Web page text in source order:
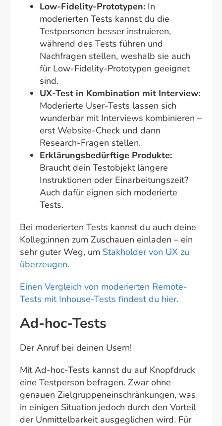
Low-Fidelity-Prototypen: In
moderierten Tests kannst du die
Testpersonen besser instruieren,
während des Tests führen und
Nachfragen stellen, weshalb sie auch
für Low-Fidelity-Prototypen geeignet
sind.
UX-Test in Kombination mit Interview:
Moderierte User-Tests lassen sich
wunderbar mit Interviews kombinieren –
erst Website-Check und dann
Research-Fragen stellen.
Erklärungsbedürftige Produkte:
Braucht dein Testobjekt längere
Instruktionen oder Einarbeitungszeit?
Auch dafür eignen sich moderierte
Tests.
Bei moderierten Tests kannst du auch deine
Kolleg:innen zum Zuschauen einladen – ein
sehr guter Weg, um Stakholder von UX zu
überzeugen.
Einen Vergleich von moderierten Remote-
Tests mit Inhouse-Tests findest du hier.
Ad-hoc-Tests
Der Anruf bei deinen Usern!
Mit Ad-hoc-Tests kannst du auf Knopfdruck
eine Testperson befragen. Zwar ohne
genauen Zielgruppeneinschränkungen, was
in einigen Situation jedoch durch den Vorteil
der Unmittelbarkeit ausgeglichen wird. Für